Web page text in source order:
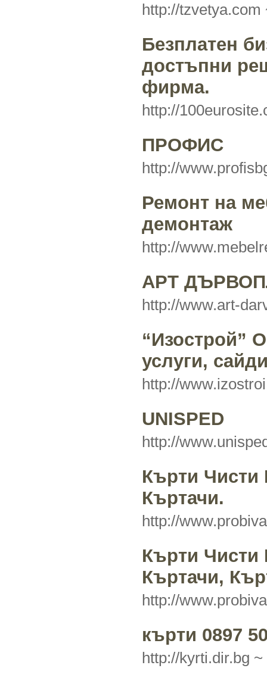
http://
Безплатен
достъпни
фирма.
http://
ПРОФИС
http://
Ремонт на
демонтаж
http://
АРТ
http://www.art-
“Изострой”
услуги,
http://
UNISPED
http://
Кърти Чисти
Къртачи.
http://
Кърти Чисти
Къртачи,
http://
кърти 0897
http://kyrti.dir.bg ~